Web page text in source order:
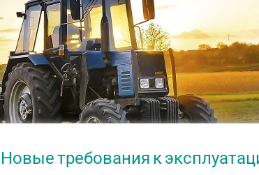
Новые требования к